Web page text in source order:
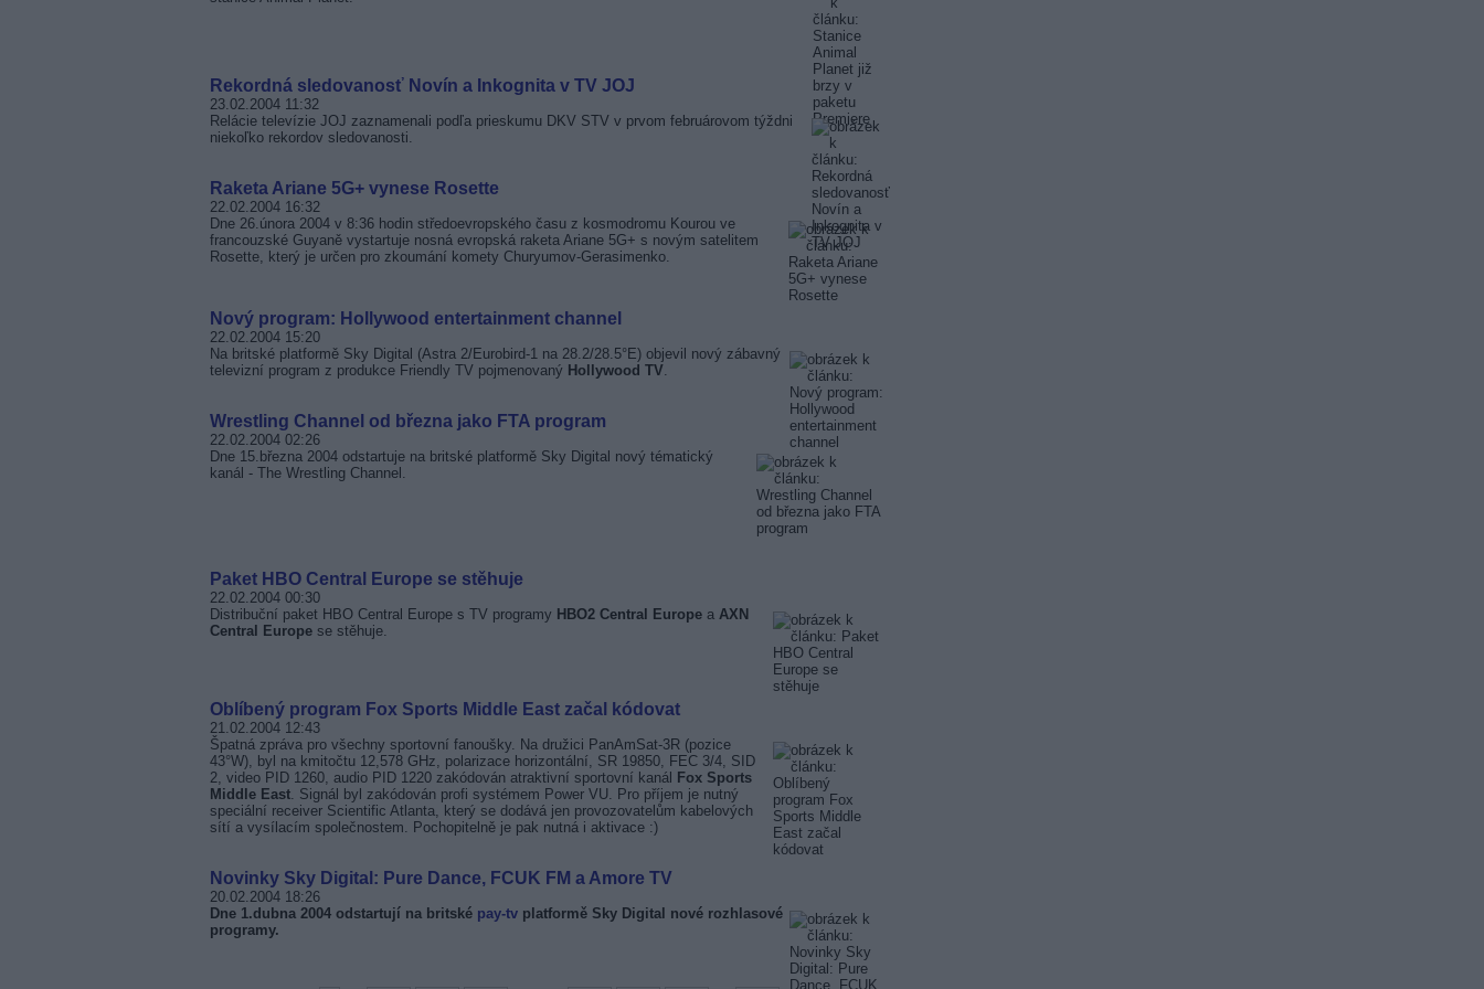
Rekordná sledovanosť Novín a Inkognita v TV JOJ
23.02.2004 11:32
Relácie televízie JOJ zaznamenali podľa prieskumu DKV STV v prvom februárovom týždni
niekoľko rekordov sledovanosti.
Raketa Ariane 5G+ vynese Rosette
22.02.2004 16:32
Dne 26.února 2004 v 8:36 hodin středoevropského času z kosmodromu Kourou ve
francouzské Guyaně vystartuje nosná evropská raketa Ariane 5G+ s novým satelitem
Rosette, který je určen pro zkoumání komety Churyumov-Gerasimenko.
Nový program: Hollywood entertainment channel
22.02.2004 15:20
Na britské platformě Sky Digital (Astra 2/Eurobird-1 na 28.2/28.5°E) objevil nový zábavný
televizní program z produkce Friendly TV pojmenovaný Hollywood TV.
Wrestling Channel od března jako FTA program
22.02.2004 02:26
Dne 15.března 2004 odstartuje na britské platformě Sky Digital nový tématický
kanál - The Wrestling Channel.
Paket HBO Central Europe se stěhuje
22.02.2004 00:30
Distribuční paket HBO Central Europe s TV programy HBO2 Central Europea AXN
Central Europese stěhuje.
Oblíbený program Fox Sports Middle East začal kódovat
21.02.2004 12:43
Špatná zpráva pro všechny sportovní fanoušky. Na družici PanAmSat-3R (pozice
43°W), byl na kmitočtu 12,578 GHz, polarizace horizontální, SR 19850, FEC 3/4, SID
2, video PID 1260, audio PID 1220 zakódován atraktivní sportovní kanál
Fox Sports
Middle East. Signál byl zakódován profi systémem Power VU. Pro příjem je nutný
speciální receiver Scientific Atlanta, který se dodává jen provozovatelům kabelových
sítí a vysílacím společnostem. Pochopitelně je pak nutná i aktivace :)
Novinky Sky Digital: Pure Dance, FCUK FM a Amore TV
20.02.2004 18:26
Dne 1.dubna 2004 odstartují na britské pay-tvplatformě Sky Digital nové rozhlasové
programy.